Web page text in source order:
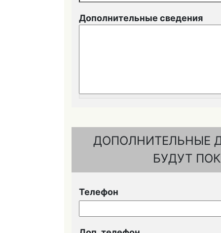
Дополнительные сведения
ДОПОЛНИТЕЛЬНЫЕ
БУДУТ
Телефон